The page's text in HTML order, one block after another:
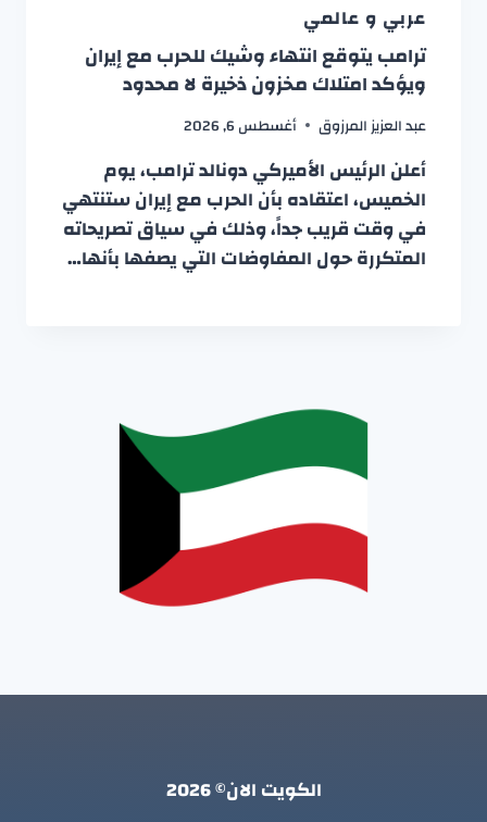
عربي و عالمي
ترامب يتوقع انتهاء وشيك للحرب مع إيران
ويؤكد امتلاك مخزون ذخيرة لا محدود
عبد العزيز المرزوق أغسطس 6, 2026
أعلن الرئيس الأميركي دونالد ترامب، يوم
الخميس، اعتقاده بأن الحرب مع إيران ستنتهي
في وقت قريب جداً، وذلك في سياق تصريحاته
المتكررة حول المفاوضات التي يصفها بأنها…
الكويت الان© 2026